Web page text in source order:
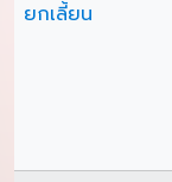
ยกเลี้ยน